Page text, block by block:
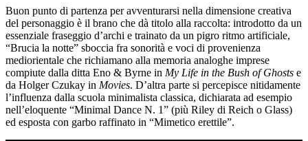
Buon punto di partenza per avventurarsi nella dimensione creativa
del personaggio è il brano che dà titolo alla raccolta: introdotto da un
essenziale fraseggio d’archi e trainato da un pigro ritmo artificiale,
“Brucia la notte” sboccia fra sonorità e voci di provenienza
mediorientale che richiamano alla memoria analoghe imprese
compiute dalla ditta Eno & Byrne in My Life in the Bush of Ghosts e
da Holger Czukay in Movies. D’altra parte si percepisce nitidamente
l’influenza dalla scuola minimalista classica, dichiarata ad esempio
nell’eloquente “Minimal Dance N. 1” (più Riley di Reich o Glass)
ed esposta con garbo raffinato in “Mimetico erettile”.